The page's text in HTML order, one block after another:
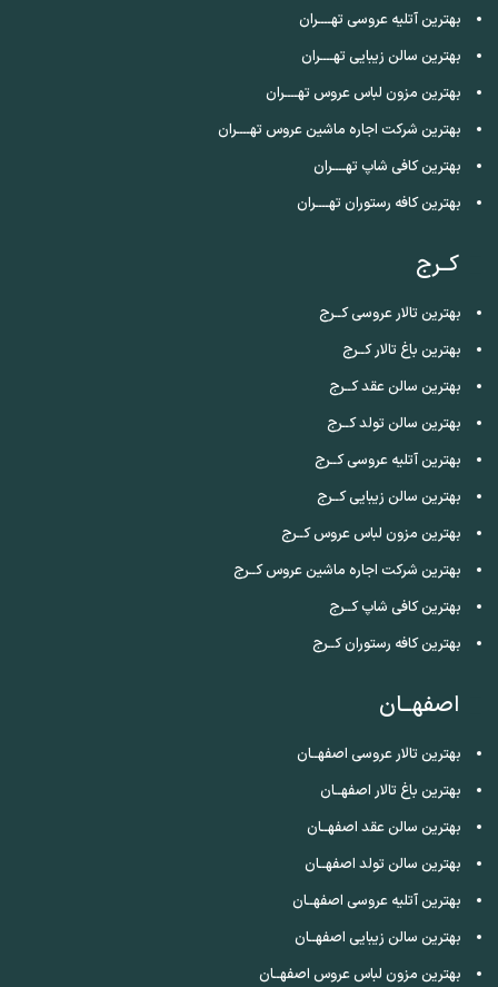
بهترین آتلیه عروسی تهــــران
بهترین سالن زیبایی تهــــران
بهترین مزون لباس عروس تهــــران
بهترین شرکت اجاره ماشین عروس تهــــران
بهترین کافی شاپ تهــــران
بهترین کافه رستوران تهــــران
کــرج
بهترین تالار عروسی کــرج
بهترین باغ تالار کــرج
بهترین سالن عقد کــرج
بهترین سالن تولد کــرج
بهترین آتلیه عروسی کــرج
بهترین سالن زیبایی کــرج
بهترین مزون لباس عروس کــرج
بهترین شرکت اجاره ماشین عروس کــرج
بهترین کافی شاپ کــرج
بهترین کافه رستوران کــرج
اصفهــان
بهترین تالار عروسی اصفهــان
بهترین باغ تالار اصفهــان
بهترین سالن عقد اصفهــان
بهترین سالن تولد اصفهــان
بهترین آتلیه عروسی اصفهــان
بهترین سالن زیبایی اصفهــان
بهترین مزون لباس عروس اصفهــان